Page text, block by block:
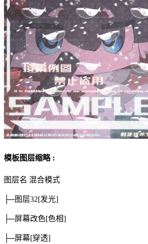
模板图层缩略 :
图层名 混合模式
├─图层32[发光]
├─屏幕改色[色相]
├─屏幕[穿透]